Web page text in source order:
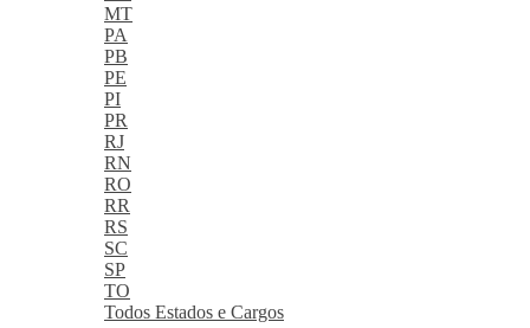
MT
PA
PB
PE
PI
PR
RJ
RN
RO
RR
RS
SC
SP
TO
Todos Estados e Cargos